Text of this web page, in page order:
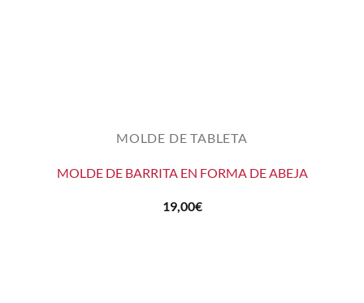
MOLDE DE TABLETA
MOLDE DE BARRITA EN FORMA DE ABEJA
19,00€